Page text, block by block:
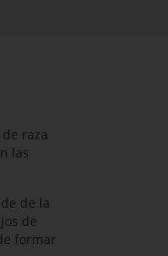
raza
las
de la
de
formar